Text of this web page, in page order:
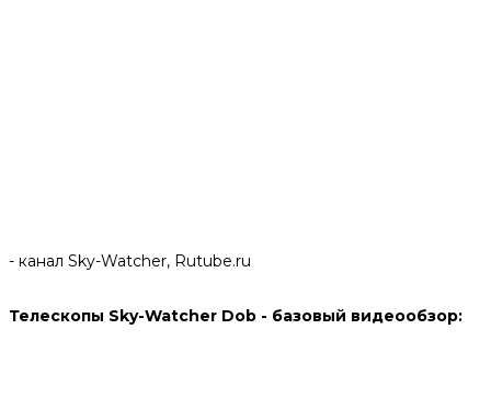
- канал Sky-Watcher, Rutube.ru
Телескопы Sky-Watcher Dob - базовый видеообзор: